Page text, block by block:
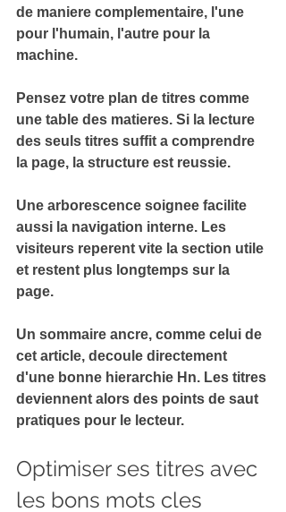
de maniere complementaire, l'une
pour l'humain, l'autre pour la
machine.
Pensez votre plan de titres comme
une table des matieres. Si la lecture
des seuls titres suffit a comprendre
la page, la structure est reussie.
Une arborescence soignee facilite
aussi la navigation interne. Les
visiteurs reperent vite la section utile
et restent plus longtemps sur la
page.
Un sommaire ancre, comme celui de
cet article, decoule directement
d'une bonne hierarchie Hn. Les titres
deviennent alors des points de saut
pratiques pour le lecteur.
Optimiser ses titres avec
les bons mots cles